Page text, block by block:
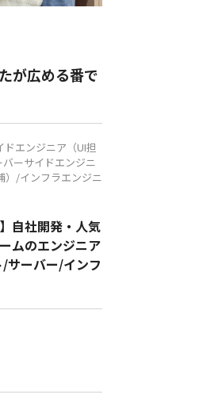
が広める番で
ドエンジニア（UI担
ーサイドエンジニ
）/インフラエンジニ
自社開発・人気
ムのエンジニア
サーバー/インフ